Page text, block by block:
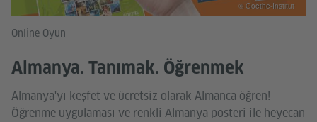
Online Oyun
Almanya. Tanımak. Öğrenmek
Almanya'yı keşfet ve ücretsiz olarak Almanca öğren!
Öğrenme uygulaması ve renkli Almanya posteri ile heyecan
© Goethe-Institut